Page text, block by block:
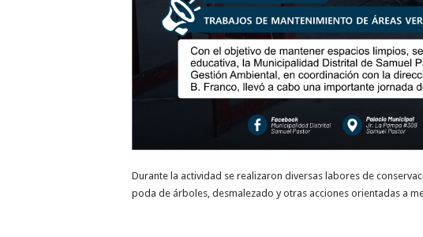
Durante la actividad se realizaron diversas labores de
poda de árboles, desmalezado y otras acciones orientadas a